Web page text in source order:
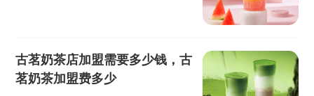
古茗奶茶店加盟需要多少钱，古
茗奶茶加盟费多少